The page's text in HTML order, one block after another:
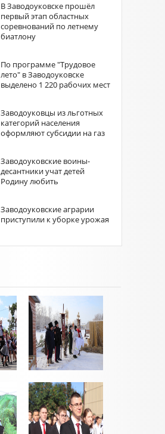
В Заводоуковске прошёл
первый этап областных
соревнований по летнему
биатлону
По программе "Трудовое
лето" в Заводоуковске
выделено 1 220 рабочих мест
Заводоуковцы из льготных
категорий населения
оформляют субсидии на газ
Заводоуковские воины-
десантники учат детей
Родину любить
Заводоуковские аграрии
приступили к уборке урожая